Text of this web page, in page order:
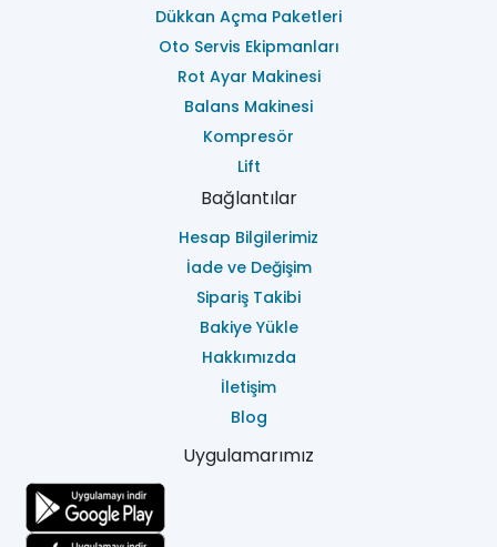
Dükkan Açma Paketleri
Oto Servis Ekipmanları
Rot Ayar Makinesi
Balans Makinesi
Kompresör
Lift
Bağlantılar
Hesap Bilgilerimiz
İade ve Değişim
Sipariş Takibi
Bakiye Yükle
Hakkımızda
İletişim
Blog
Uygulamarımız